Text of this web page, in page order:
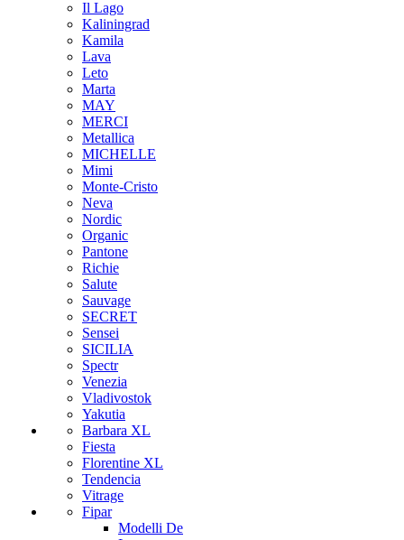
Il Lago
Kaliningrad
Kamila
Lava
Leto
Marta
MAY
MERCI
Metallica
MICHELLE
Mimi
Monte-Cristo
Neva
Nordic
Organic
Pantone
Richie
Salute
Sauvage
SECRET
Sensei
SICILIA
Spectr
Venezia
Vladivostok
Yakutia
Barbara XL
Fiesta
Florentine XL
Tendencia
Vitrage
Fipar
Modelli De